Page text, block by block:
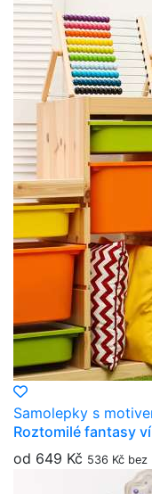
Samolepky s
Roztomilé fantasy
od 649 Kč 536 Kč bez